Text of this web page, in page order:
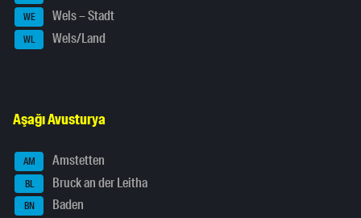
WE Wels – Stadt
WL Wels/Land
Aşağı Avusturya
AM Amstetten
BL Bruck an der Leitha
BN Baden